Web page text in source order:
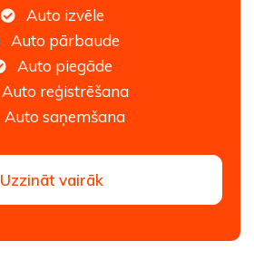
Auto izvēle
Auto pārbaude
Auto piegāde
Auto reģistrēšana
Auto saņemšana
Uzzināt vairāk